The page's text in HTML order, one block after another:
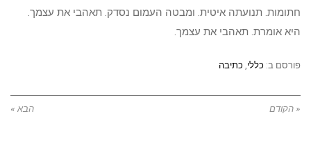
חתומות. תנועתה איטית. ומבטה העמום נסדק. תאהבי את עצמך.
היא אומרת. תאהבי את עצמך.
פורסם ב: כללי, כתיבה
« הקודם הבא »